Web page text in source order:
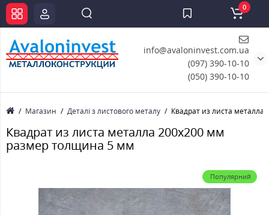
info@avaloninvest.com.ua
(097) 390-10-10
(050) 390-10-10
0
Магазин Деталі з листового металу Квадрат из листа
Квадрат из листа металла 200х200 мм
размер толщина 5 мм
Популярний